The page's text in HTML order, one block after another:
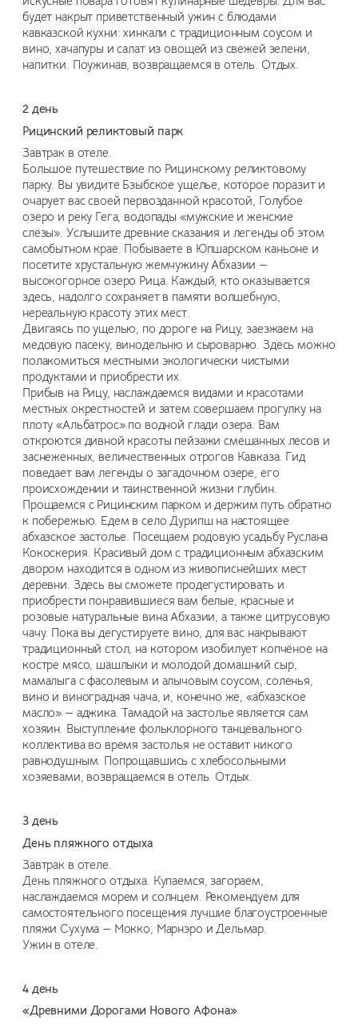
будет накрыт приветственный ужин с блюдами
кавказской кухни: хинкали с традиционным соусом и
вино, хачапуры и салат из овощей из свежей зелени,
напитки. Поужинав, возвращаемся в отель. Отдых.
2 день
Рицинский реликтовый парк
Завтрак в отеле.
Большое путешествие по Рицинскому реликтовому
парку. Вы увидите Бзыбское ущелье, которое поразит и
очарует вас своей первозданной красотой, Голубое
озеро и реку Гега, водопады «мужские и женские
слёзы». Услышите древние сказания и легенды об этом
самобытном крае. Побываете в Юпшарском каньоне и
посетите хрустальную жемчужину Абхазии —
высокогорное озеро Рица. Каждый, кто оказывается
здесь, надолго сохраняет в памяти волшебную,
нереальную красоту этих мест.
Двигаясь по ущелью, по дороге на Рицу, заезжаем на
медовую пасеку, винодельню и сыроварню. Здесь можно
полакомиться местными экологически чистыми
продуктами и приобрести их.
Прибыв на Рицу, наслаждаемся видами и красотами
местных окрестностей и затем совершаем прогулку на
плоту «Альбатрос» по водной глади озера. Вам
откроются дивной красоты пейзажи смешанных лесов и
заснеженных, величественных отрогов Кавказа. Гид
поведает вам легенды о загадочном озере, его
происхождении и таинственной жизни глубин.
Прощаемся с Рицинским парком и держим путь обратно
к побережью. Едем в село Дурипш на настоящее
абхазское застолье. Посещаем родовую усадьбу Руслана
Кокоскерия. Красивый дом с традиционным абхазским
двором находится в одном из живописнейших мест
деревни. Здесь вы сможете продегустировать и
приобрести понравившиеся вам белые, красные и
розовые натуральные вина Абхазии, а также цитрусовую
чачу. Пока вы дегустируете вино, для вас накрывают
традиционный стол, на котором изобилует копчёное на
костре мясо, шашлыки и молодой домашний сыр,
мамалыга с фасолевым и алычовым соусом, соленья,
вино и виноградная чача, и, конечно же, «абхазское
масло» — аджика. Тамадой на застолье является сам
хозяин. Выступление фольклорного танцевального
коллектива во время застолья не оставит никого
равнодушным. Попрощавшись с хлебосольными
хозяевами, возвращаемся в отель. Отдых.
3 день
День пляжного отдыха
Завтрак в отеле.
День пляжного отдыха. Купаемся, загораем,
наслаждаемся морем и солнцем. Рекомендуем для
самостоятельного посещения лучшие благоустроенные
пляжи Сухума — Мокко, Марнэро и Дельмар.
Ужин в отеле.
4 день
«Древними Дорогами Нового Афона»